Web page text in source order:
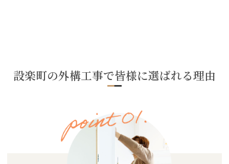
設楽町の外構工事で皆様に選ばれる理由